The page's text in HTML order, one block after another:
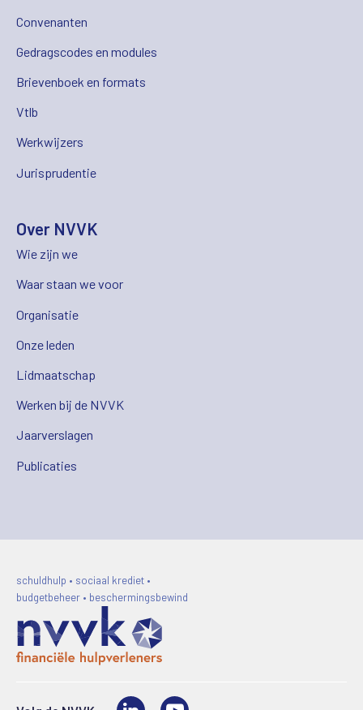
Convenanten
Gedragscodes en modules
Brievenboek en formats
Vtlb
Werkwijzers
Jurisprudentie
Over NVVK
Wie zijn we
Waar staan we voor
Organisatie
Onze leden
Lidmaatschap
Werken bij de NVVK
Jaarverslagen
Publicaties
schuldhulp • sociaal krediet •
budgetbeheer • beschermingsbewind
LinkedIn